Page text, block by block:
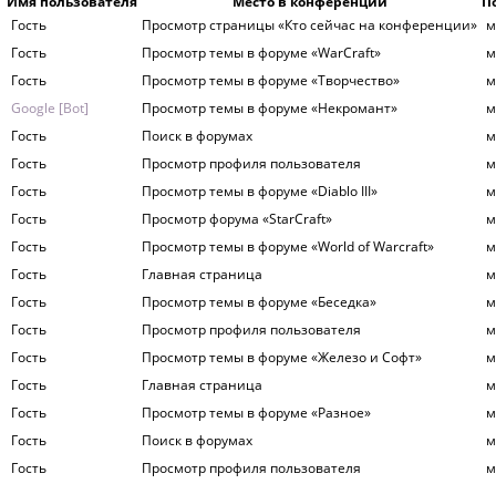
Гость
Просмотр страницы «Кто сейчас на конференции»
Гость
Просмотр темы в форуме «WarСraft»
Гость
Просмотр темы в форуме «Творчество»
Google [Bot]
Просмотр темы в форуме «Некромант»
Гость
Поиск в форумах
Гость
Просмотр профиля пользователя
Гость
Просмотр темы в форуме «Diablo III»
Гость
Просмотр форума «StarCraft»
Гость
Просмотр темы в форуме «World of Warcraft»
Гость
Главная страница
Гость
Просмотр темы в форуме «Беседка»
Гость
Просмотр профиля пользователя
Гость
Просмотр темы в форуме «Железо и Софт»
Гость
Главная страница
Гость
Просмотр темы в форуме «Разное»
Гость
Поиск в форумах
Гость
Просмотр профиля пользователя